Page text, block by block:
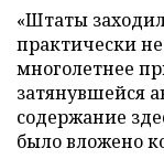
«Штаты
практически
многолетнее
затянувшейся
содержание
было вложено